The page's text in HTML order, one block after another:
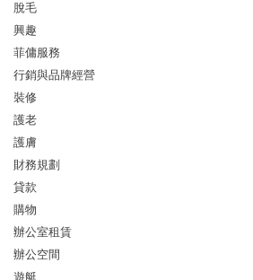
脫毛
興趣
菲傭服務
行銷與品牌經營
裝修
護老
護膚
財務規劃
貸款
購物
辦公室租賃
辦公空間
遊艇